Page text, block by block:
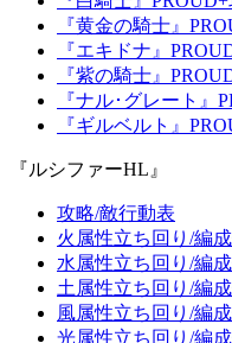
『黄金の騎士』
『エキドナ』
『紫の騎士』
『ナル･グレート』
『ギルベルト』
『ルシファーHL』
攻略/敵行動表
火属性立ち回り/編
水属性立ち回り/編
土属性立ち回り/編
風属性立ち回り/編
光属性立ち回り/編